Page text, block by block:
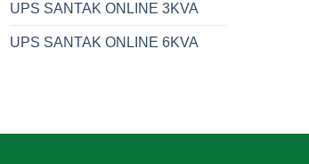
UPS SANTAK ONLINE 3KVA
UPS SANTAK ONLINE 6KVA